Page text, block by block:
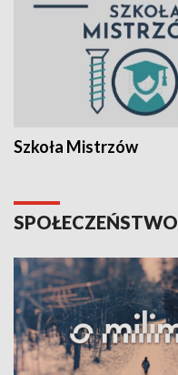
Szkoła Mistrzów
SPOŁECZEŃSTWO